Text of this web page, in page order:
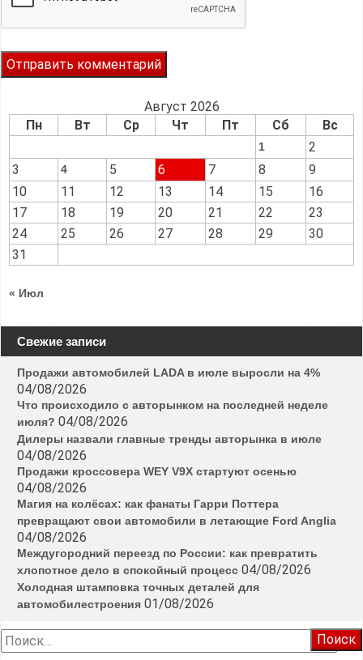
Август 2026
Пн
Вт Ср Чт Пт Сб Вс
1
2
3
4 5 6 7 8
9
10
11 12 13 14 15
16
17
18 19 20 21 22
23
24
25 26 27 28 29
30
31
« Июл
Свежие записи
Продажи автомобилей LADA в июле выросли на 4%
04/08/2026
Что происходило с авторынком на последней неделе
июля? 04/08/2026
Дилеры назвали главные тренды авторынка в июле
04/08/2026
Продажи кроссовера WEY V9X стартуют осенью
04/08/2026
Магия на колёсах: как фанаты Гарри Поттера
превращают свои автомобили в летающие Ford Anglia
04/08/2026
Междугородний переезд по России: как превратить
хлопотное дело в спокойный процесс 04/08/2026
Холодная штамповка точных деталей для
автомобилестроения 01/08/2026
Найти: